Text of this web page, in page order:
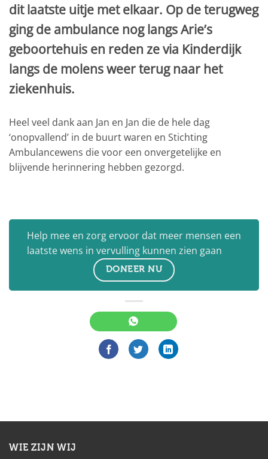
dit laatste uitje met elkaar. Op de terugweg
ging de ambulance nog langs Arie’s
geboortehuis en reden ze via Kinderdijk
langs de molens weer terug naar het
ziekenhuis.
Heel veel dank aan Jan en Jan die de hele dag
‘onopvallend’ in de buurt waren en Stichting
Ambulancewens die voor een onvergetelijke en
blijvende herinnering hebben gezorgd.
Help mee en zorg ervoor dat meer mensen een
laatste wens in vervulling kunnen zien gaan
DONEER NU
WIE ZIJN WIJ